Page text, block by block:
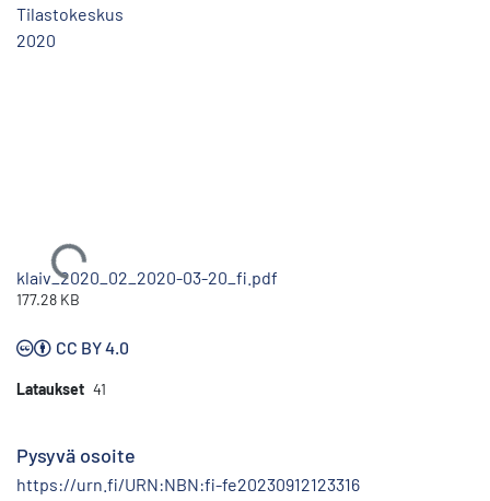
Tilastokeskus
2020
Ladataan...
klaiv_2020_02_2020-03-20_fi.pdf
177.28 KB
CC BY 4.0
Lataukset 41
Pysyvä osoite
https://urn.fi/URN:NBN:fi-fe20230912123316